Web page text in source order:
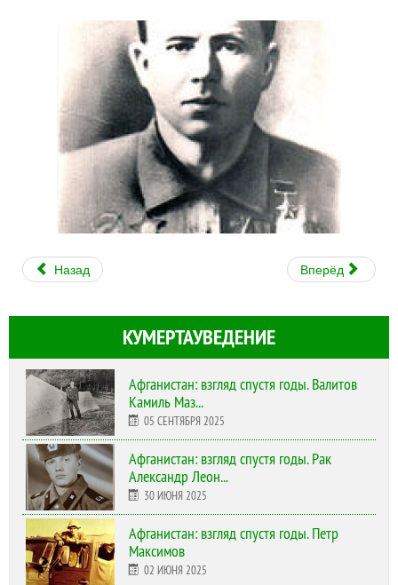
Назад Вперёд
КУМЕРТАУВЕДЕНИЕ
Афганистан: взгляд спустя годы. Валитов
Камиль Маз...
05 СЕНТЯБРЯ 2025
Афганистан: взгляд спустя годы. Рак
Александр Леон...
30 ИЮНЯ 2025
Афганистан: взгляд спустя годы. Петр
Максимов
02 ИЮНЯ 2025